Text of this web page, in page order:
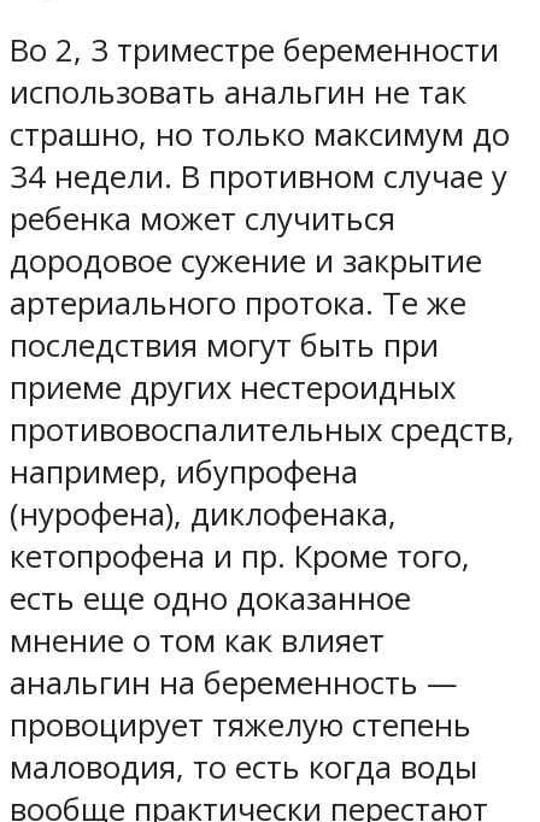
Во 2, 3 триместре беременности
использовать анальгин не так
страшно, но только максимум до
34 недели. В противном случае у
ребенка может случиться
дородовое сужение и закрытие
артериального протока. Те же
последствия могут быть при
приеме других нестероидных
противовоспалительных средств,
например, ибупрофена
(нурофена), диклофенака,
кетопрофена и пр. Кроме того,
есть еще одно доказанное
мнение о том как влияет
анальгин на беременность —
провоцирует тяжелую степень
маловодия, то есть когда воды
вообще практически перестают